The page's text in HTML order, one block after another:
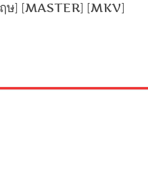
ฤษ] [MASTER] [MKV]